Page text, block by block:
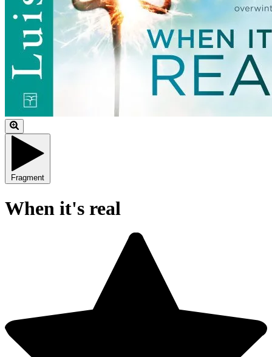
Fragment
When it's real